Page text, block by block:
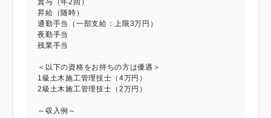
賞与（年2回）
昇給（随時）
通勤手当（一部支給：上限3万円）
夜勤手当
残業手当
＜以下の資格をお持ちの方は優遇＞
1級土木施工管理技士（4万円）
2級土木施工管理技士（2万円）
～収入例～